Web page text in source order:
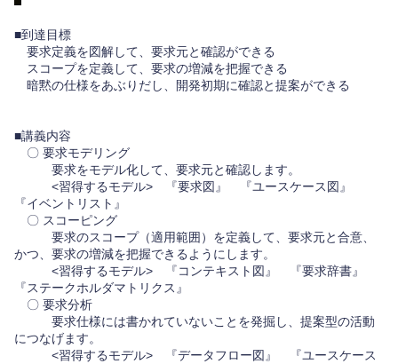
■到達目標
要求定義を図解して、要求元と確認ができる
スコープを定義して、要求の増減を把握できる
暗黙の仕様をあぶりだし、開発初期に確認と提案ができる
■講義内容
〇 要求モデリング
要求をモデル化して、要求元と確認します。
<習得するモデル> 『要求図』 『ユースケース図』
『イベントリスト』
〇 スコーピング
要求のスコープ（適用範囲）を定義して、要求元と合意、
かつ、要求の増減を把握できるようにします。
<習得するモデル> 『コンテキスト図』 『要求辞書』
『ステークホルダマトリクス』
〇 要求分析
要求仕様には書かれていないことを発掘し、提案型の活動
につなげます。
<習得するモデル> 『データフロー図』 『ユースケース